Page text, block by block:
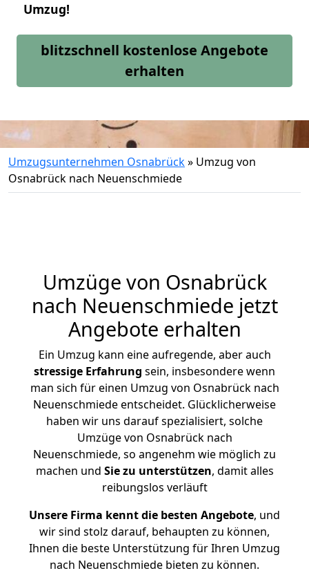
Umzug!
blitzschnell kostenlose Angebote
erhalten
Umzugsunternehmen Osnabrück» Umzug von
Osnabrück nach Neuenschmiede
Umzüge von Osnabrück
nach Neuenschmiede jetzt
Angebote erhalten
Ein Umzug kann eine aufregende, aber auch
stressige Erfahrung sein, insbesondere wenn
man sich für einen Umzug von Osnabrück nach
Neuenschmiede entscheidet. Glücklicherweise
haben wir uns darauf spezialisiert, solche
Umzüge von Osnabrück nach
Neuenschmiede, so angenehm wie möglich zu
machen und Sie zu unterstützen, damit alles
reibungslos verläuft
Unsere Firma kennt die besten Angebote, und
wir sind stolz darauf, behaupten zu können,
Ihnen die beste Unterstützung für Ihren Umzug
nach Neuenschmiede bieten zu können.